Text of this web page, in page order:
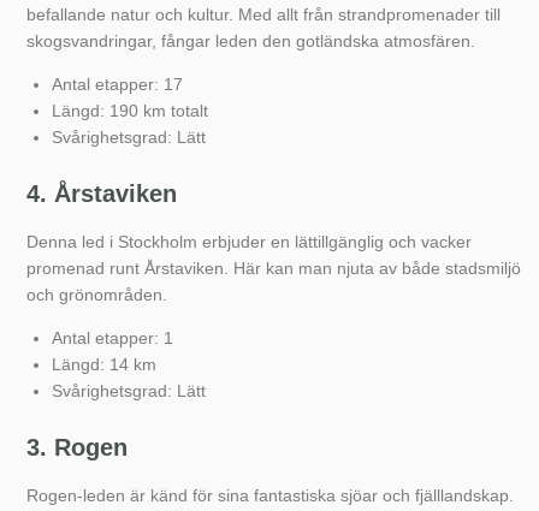
befallande natur och kultur. Med allt från strandpromenader till
skogsvandringar, fångar leden den gotländska atmosfären.
Antal etapper: 17
Längd: 190 km totalt
Svårighetsgrad: Lätt
4. Årstaviken
Denna led i Stockholm erbjuder en lättillgänglig och vacker
promenad runt Årstaviken. Här kan man njuta av både stadsmiljö
och grönområden.
Antal etapper: 1
Längd: 14 km
Svårighetsgrad: Lätt
3. Rogen
Rogen-leden är känd för sina fantastiska sjöar och fjälllandskap.